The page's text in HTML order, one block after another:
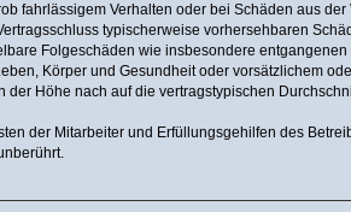
fahrlässigem Verhalten oder bei Schäden aus
typischerweise vorhersehbaren
Folgeschäden wie insbesondere entgangenen
Körper und Gesundheit oder vorsätzlichem
Höhe nach auf die vertragstypischen
der Mitarbeiter und Erfüllungsgehilfen des